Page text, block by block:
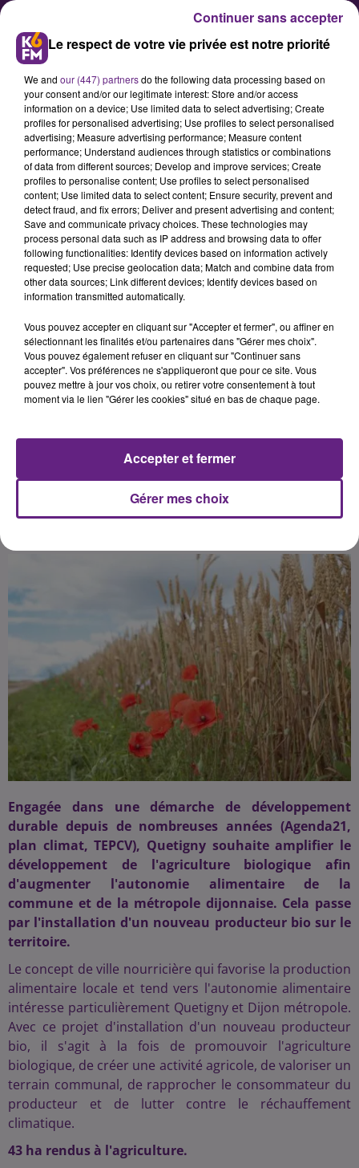
Quetigny : L'agriculteur bio est
(bientôt) dans le pré
Engagée dans une démarche de
développement durable depuis de
nombreuses années (Agenda21,
plan climat, TEPCV), Quetigny
développement de l'agriculture
biologique afin d'augmenter
l'autonomie alimentaire de la
commune et de la métropole
l'installation d'un nouveau
Publié : 19 juillet 2017 à 4h22 par 45
Engagée dans une démarche de développement
durable depuis de nombreuses années (Agenda21,
plan climat, TEPCV), Quetigny souhaite amplifier le
développement de l'agriculture biologique afin
d'augmenter l'autonomie alimentaire de la
commune et de la métropole dijonnaise. Cela passe
par l'installation d'un nouveau producteur bio sur le
territoire.
Le concept de ville nourricière qui favorise la production
alimentaire locale et tend vers l'autonomie alimentaire
intéresse particulièrement Quetigny et Dijon métropole.
Avec ce projet d'installation d'un nouveau producteur
bio, il s'agit à la fois de promouvoir l'agriculture
biologique, de créer une activité agricole, de valoriser un
terrain communal, de rapprocher le consommateur du
producteur et de lutter contre le réchauffement
climatique.
43 ha rendus à l'agriculture.
Le respect de votre vie privée est notre priorité
We and our (447) partnersdo the following data processing based on
your consent and/or our legitimate interest: Store and/or access
information on a device; Use limited data to select advertising; Create
profiles for personalised advertising; Use profiles to select personalised
advertising; Measure advertising performance; Measure content
performance; Understand audiences through statistics or combinations
of data from different sources; Develop and improve services; Create
profiles to personalise content; Use profiles to select personalised
content; Use limited data to select content; Ensure security, prevent and
detect fraud, and fix errors; Deliver and present advertising and content;
Save and communicate privacy choices. These technologies may
process personal data such as IP address and browsing data to offer
following functionalities: Identify devices based on information actively
requested; Use precise geolocation data; Match and combine data from
other data sources; Link different devices; Identify devices based on
information transmitted automatically.
Vous pouvez accepter en cliquant sur "Accepter et fermer", ou affiner en
sélectionnant les finalités et/ou partenaires dans "Gérer mes choix".
Vous pouvez également refuser en cliquant sur "Continuer sans
accepter". Vos préférences ne s'appliqueront que pour ce site. Vous
pouvez mettre à jour vos choix, ou retirer votre consentement à tout
moment via le lien "Gérer les cookies" situé en bas de chaque page.
Gérer mes choix
Accepter et fermer
Continuer sans accepter